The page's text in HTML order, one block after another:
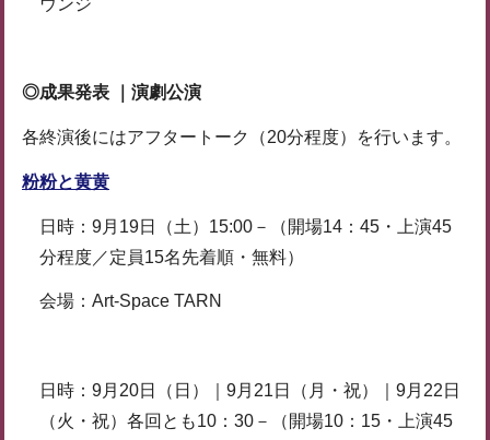
◎成果発表 ｜演劇公演
各終演後にはアフタートーク（20分程度）を行います。
粉粉と黄黄
日時：9月19日（土）15:00－（開場14：45・上演45
分程度／定員15名先着順・無料）
会場：Art-Space TARN
日時：9月20日（日）｜9月21日（月・祝）｜9月22日
（火・祝）各回とも10：30－（開場10：15・上演45